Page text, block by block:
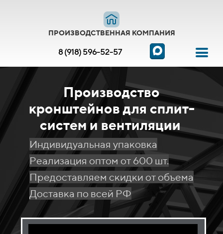
ПРОИЗВОДСТВЕННАЯ КОМПАНИЯ
8 (918) 596-52-57
Производство
кронштейнов для сплит-
систем и вентиляции
Индивидуальная упаковка
Реализация оптом от 600 шт.
Предоставляем скидки от объема
Доставка по всей РФ